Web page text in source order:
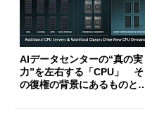
AIデータセンターの“真の実
力”を左右する「CPU」 そ
の復権の背景にあるものと